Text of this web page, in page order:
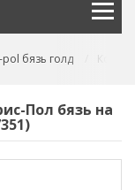
pol бязь голд
Пол бязь на